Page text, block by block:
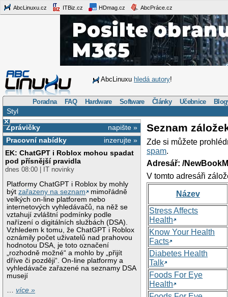
AbcLinuxu.cz ITBiz.cz HDmag.cz AbcPráce.cz
AbcLinuxu hledá autory!
Poradna FAQ Hardware Software Články Učebnice
Styl
×
napište »
Zprávičky
inzerujte »
Pracovní nabídky
EK: ChatGPT i Roblox mohou spadat
pod přísnější pravidla
dnes 08:00 | IT novinky
Platformy ChatGPT i Roblox by mohly
býtzařazeny na seznam
mimořádně
velkých on-line platforem nebo
internetových vyhledávačů, na něž se
vztahují zvláštní podmínky podle
nařízení o digitálních službách (DSA).
Vzhledem k tomu, že ChatGPT i Roblox
oznámily počet uživatelů nad prahovou
hodnotou DSA, je toto označení
„rozhodně možné“ a mohlo by „přijít
dříve či později“. On-line platformy a
vyhledávače zařazené na seznamy DSA
musejí
…více »
Seznam
Zde si můžete
spam.
Adresář: /
V tomto adresáři
Název
Stress Affects
Health
Know Your Health
Facts
Diabetes Health
Talk
Foods For Eye
Health